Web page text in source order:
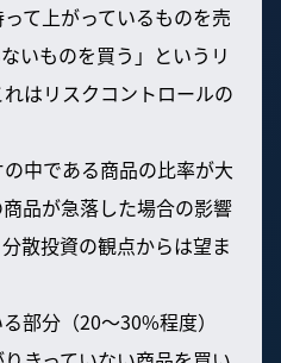
て上がっているものを売
いものを買う」というリ
はリスクコントロールの
中である商品の比率が大
品が急落した場合の影響
散投資の観点からは望ま
部分（20〜30%程度）